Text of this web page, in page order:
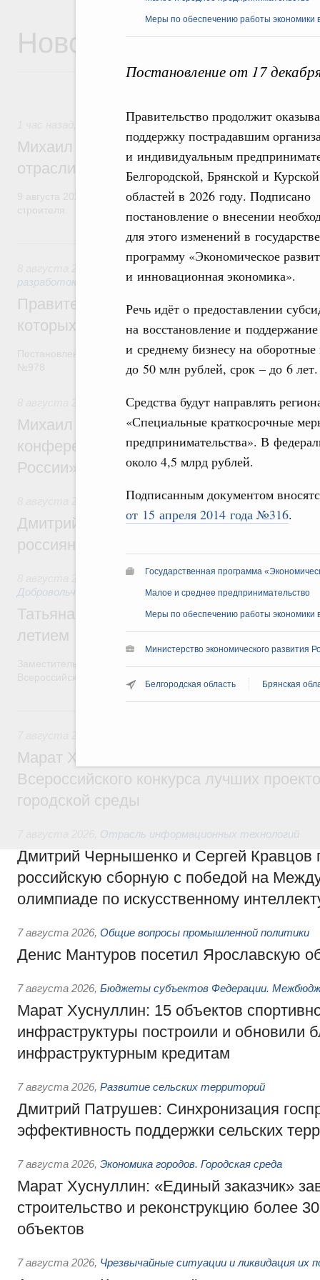
Меры по обеспечению работы экономики
Постановление от 17
Правительство продолжит
поддержку пострадавшим
и индивидуальным
Белгородской, Брянской и Курской
областей в 2026 году. Подписано
постановление о внесении
для этого изменений в
программу «Экономическое
и инновационная экономика».
Речь идёт о предоставлении
на восстановление и
и среднему бизнесу на
до 50 млн рублей, срок – до 6 лет.
Средства будут направлять
«Специальные краткосрочные
предпринимательства». В
около 4,5 млрд рублей.
Подписанным документом
от 15 апреля 2014 года №316.
Государственная программа
Малое и среднее предпринимательство
Меры по обеспечению работы экономики
Министерство экономического развития
Белгородская область Брянская
Новости
Регулирование в сфере строительства
Михаил Мишустин поздравил
отрасли с профессиональным
9 августа 2026 года отмечается профессиональный праздник
Вчера
разработок
Правительство расширило перечень
которых освобождаются от НДФЛ
Постановление от 5 августа 2026 года
Отрасль информационных технологий
Михаил Мишустин дал поручения по
конференции «Цифровая индустрия
России»
Спорт высших достижений и массовый
Дмитрий Чернышенко и Михаил
россиян с Днём физкультурника
Социальные инновации. Некоммерческие
Добровольчество и волонтёрство. Благотворительность
Татьяна Голикова поздравила
летием
Всероссийского общественного движения «Волонтёры-
Марат Хуснуллин провёл заседание
Всероссийского конкурса лучших
городской среды
Отрасль информационных технологий
Дмитрий Чернышенко и Сергей Кравцов
российскую сборную с победой на
олимпиаде по искусственному
7 августа 2026, Общие вопросы промышленной политики
Денис Мантуров посетил Ярославскую
7 августа 2026, Бюджеты субъектов Федерации.
Марат Хуснуллин: 15 объектов
инфраструктуры построили и обновили
инфраструктурным кредитам
7 августа 2026, Развитие сельских территорий
Дмитрий Патрушев: Синхронизация
эффективность поддержки сельских
7 августа 2026, Экономика городов. Городская среда
Марат Хуснуллин: «Единый заказчик»
строительство и реконструкцию более
объектов
7 августа 2026, Чрезвычайные ситуации и ликвидация их